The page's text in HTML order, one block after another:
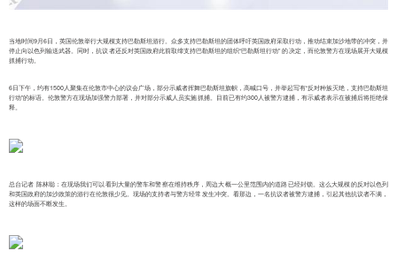
当地时间9月6日，英国伦敦举行大规模支持巴勒斯坦游行。众多支持巴勒斯坦的团体呼吁英国政府采取行动，推动结束加沙地带的冲突，并
停止向以色列输送武器。同时，抗议者还反对英国政府此前取缔支持巴勒斯坦的组织“巴勒斯坦行动” 的决定，而伦敦警方在现场展开大规模
抓捕行动。
6日下午，约有1500人聚集在伦敦市中心的议会广场，部分示威者挥舞巴勒斯坦旗帜，高喊口号，并举起写有“反对种族灭绝，支持巴勒斯坦
行动”的标语。伦敦警方在现场加强警力部署，并对部分示威人员实施抓捕。目前已有约300人被警方逮捕，有示威者表示在被捕后将拒绝保
释。
总台记者 陈林聪：在现场我们可以看到大量的警车和警察在维持秩序，周边大概一公里范围内的道路已经封锁。这么大规模的反对以色列
和英国政府的加沙政策的游行在伦敦很少见。现场的支持者与警方经常发生冲突。看那边，一名抗议者被警方逮捕，引起其他抗议者不满，
这样的场面不断发生。